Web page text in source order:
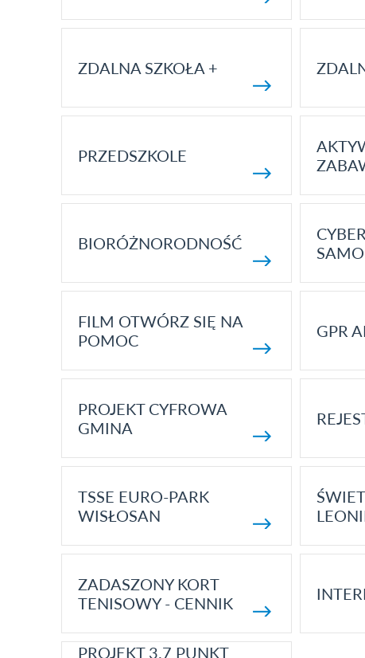
ZDALNA SZKOŁA +
PRZEDSZKOLE
BIORÓŻNORODNOŚĆ
FILM OTWÓRZ SIĘ NA
POMOC
GPR
PROJEKT CYFROWA
GMINA
TSSE EURO-PARK
WISŁOSAN
ZADASZONY KORT
TENISOWY - CENNIK
PROJEKT 3.7 PUNKT